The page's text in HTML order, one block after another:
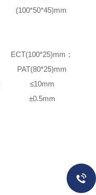
(100*50*45)mm
ECT(100*25)mm；
PAT(80*25)mm
≤10mm
±0.5mm